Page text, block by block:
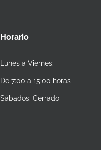
Horario
Lunes a Viernes:
De 7:00 a 15:00 horas
Sábados: Cerrado